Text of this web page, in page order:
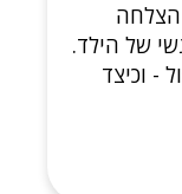
הצלחה
של הילד.
- וכיצד